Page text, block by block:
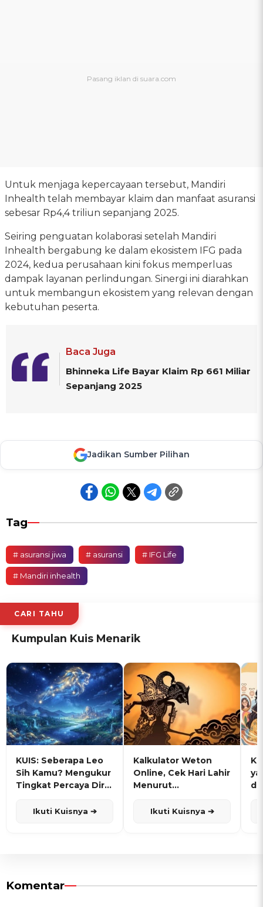
Untuk menjaga kepercayaan tersebut, Mandiri
Inhealth telah membayar klaim dan manfaat asuransi
sebesar Rp4,4 triliun sepanjang 2025.
Seiring penguatan kolaborasi setelah Mandiri
Inhealth bergabung ke dalam ekosistem IFG pada
2024, kedua perusahaan kini fokus memperluas
dampak layanan perlindungan. Sinergi ini diarahkan
untuk membangun ekosistem yang relevan dengan
kebutuhan peserta.
Baca Juga
Bhinneka Life Bayar Klaim Rp 661 Miliar
Sepanjang 2025
Jadikan Sumber Pilihan
Tag
# asuransi jiwa # asuransi # IFG Life
# Mandiri inhealth
CARI TAHU
Kumpulan Kuis Menarik
KUIS: Seberapa Leo
Sih Kamu? Mengukur
Tingkat Percaya Diri
Ikuti Kuisnya ➔
Kalkulator Weton
Online, Cek Hari Lahir
Menurut
Ikuti Kuisnya ➔
Komentar